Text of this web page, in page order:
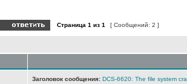
Страница 1 из 1 [ Сообщений: 2 ]
Заголовок сообщения: DCS-6620: The file system